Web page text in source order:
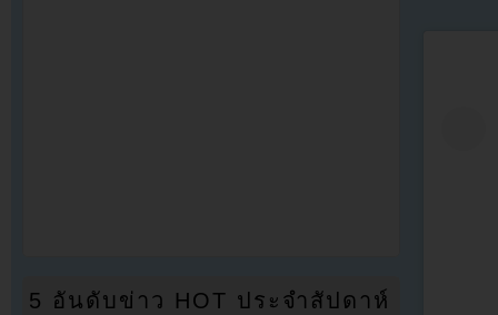
5 อันดับข่าว HOT ประจำสัปดาห์